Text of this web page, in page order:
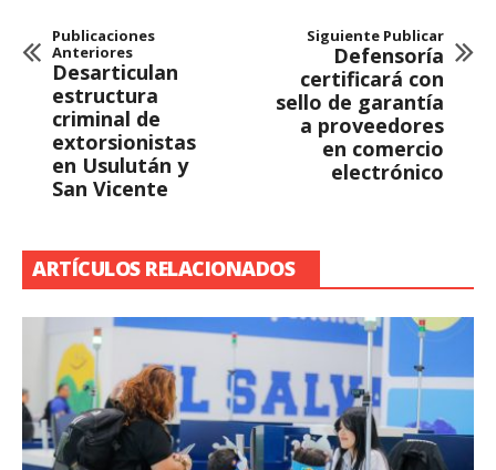
Publicaciones
Anteriores
Desarticulan
estructura
criminal de
extorsionistas
en Usulután y
San Vicente
Siguiente Publicar
Defensoría
certificará con
sello de garantía
a proveedores
en comercio
electrónico
ARTÍCULOS RELACIONADOS